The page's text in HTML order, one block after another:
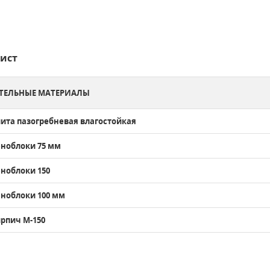
МАТЕРИАЛЫ
пазогребневая влагостойкая
75 мм
150
100 мм
М-150